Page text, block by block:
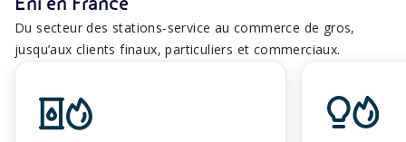
Du secteur des stations-service au commerce de gros,
jusqu’aux clients finaux, particuliers et commerciaux.